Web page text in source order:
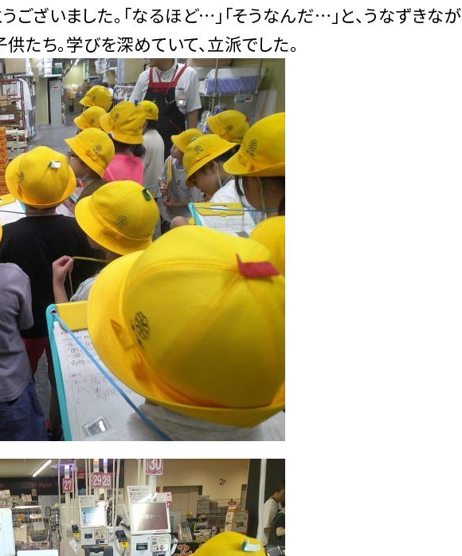
ざいました。「なるほど…」「そうなんだ…」と、うなずきなが
たち。学びを深めていて、立派でした。